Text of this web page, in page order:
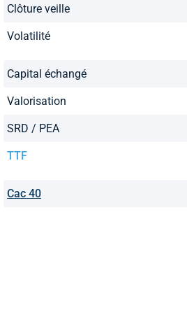
Clôture veille
Volatilité
Capital échangé
Valorisation
SRD / PEA
TTF
Cac 40